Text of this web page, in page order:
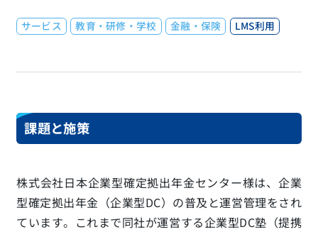
サービス 教育・研修・学校 金融・保険 LMS利用
課題と施策
株式会社日本企業型確定拠出年金センター様は、企業
型確定拠出年金 （企業型DC） の普及と運営管理をされ
ています。これまで同社が運営する企業型DC塾（提携